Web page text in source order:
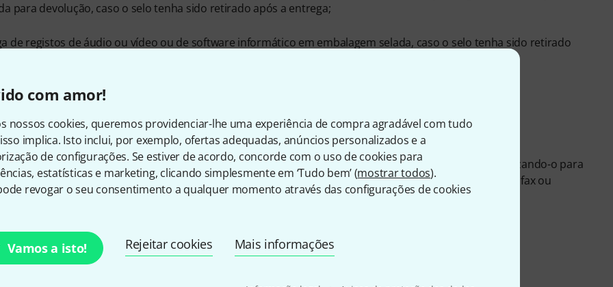
com amor!
nossos cookies, queremos providenciar-lhe uma experiência de compra agradável com tudo
implica. Isto inclui, por exemplo, ofertas adequadas, anúncios personalizados e a
de configurações. Se estiver de acordo, concorde com o uso de cookies para
estatísticas e marketing, clicando simplesmente em ‘Tudo bem’ (mostrar todos).
revogar o seu consentimento a qualquer momento através das configurações de cookies
Vamos a isto! Rejeitar cookies Mais informações
para devolução, caso o selo tenha sido retirado após a entrega;
de registos de áudio ou vídeo ou de software informático em embalagem selada, caso o selo tenha sido retirado
de jornais, revistas ou ilustrações, à exceção de contratos de subscrição.
de formulário de rescisão/devolução
aquium formulário de revogação modelo, em formato PDF (necessário Adobe Acrobat Reader) utilizando-o para
direito de revogação. Basta enviar-nos o formulário de rescisão devidamente preenchido por correio, fax ou
pode contactar-nos